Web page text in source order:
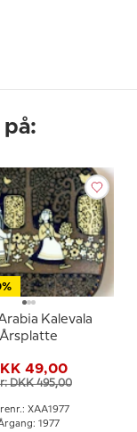
Kalevala
Årsplatte
49,00
DKK 495,00
XAA1977
1977